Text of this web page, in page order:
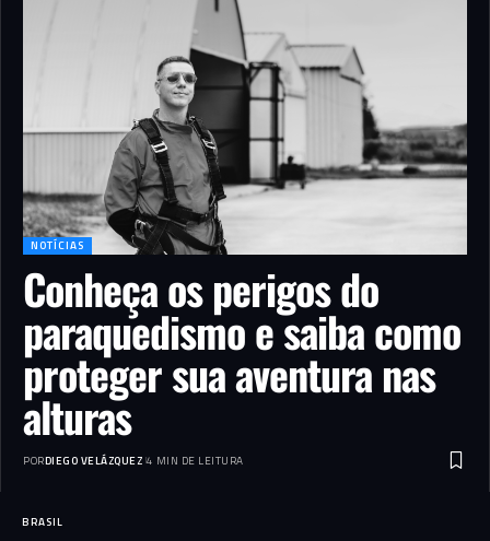
NOTÍCIAS
Conheça os perigos do
paraquedismo e saiba como
proteger sua aventura nas
alturas
PORDIEGO VELÁZQUEZ 4 MIN DE LEITURA
BRASIL